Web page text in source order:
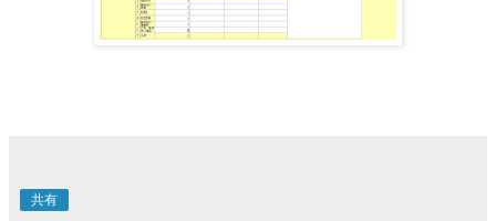
共有